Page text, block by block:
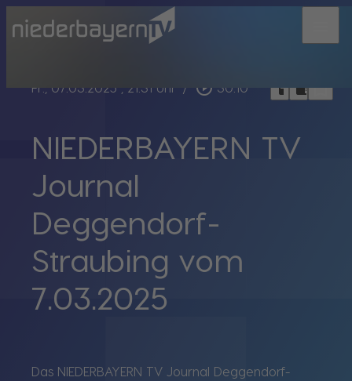
Fr., 07.03.2025 , 21:31 Uhr / play_circle_outline 30:10 headphoneschrome_reader_modebookmark_border
NIEDERBAYERN TV
Journal
Deggendorf-
Straubing vom
7.03.2025
Das NIEDERBAYERN TV Journal Deggendorf-